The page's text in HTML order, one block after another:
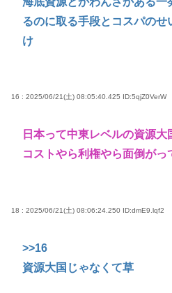
るのに取る手段とコスパの
け
16 : 2025/06/21(土) 08:05:40.425 ID:5qjZ0VerW
日本って中東レベルの資源大
コストやら利権やら面倒がっ
18 : 2025/06/21(土) 08:06:24.250 ID:dmE9.lqf2
>>16
資源大国じゃなくて草